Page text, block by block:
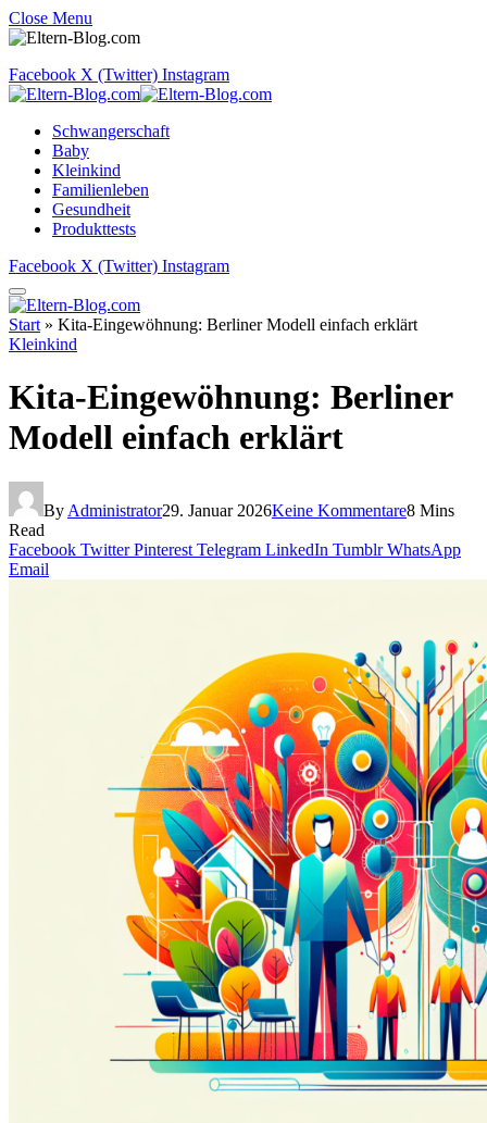
Close Menu
Facebook X (Twitter) Instagram
Schwangerschaft
Baby
Kleinkind
Familienleben
Gesundheit
Produkttests
Facebook X (Twitter) Instagram
Start » Kita-Eingewöhnung: Berliner Modell einfach erklärt
Kleinkind
Kita-Eingewöhnung: Berliner
Modell einfach erklärt
By Administrator29. Januar 2026Keine Kommentare8 Mins
Read
Facebook Twitter Pinterest Telegram LinkedIn Tumblr WhatsApp
Email